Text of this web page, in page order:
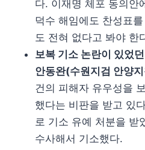
다. 이재명 체포 동의안
덕수 해임에도 찬성표
도 전혀 없다고 봐야 한
보복 기소 논란이 있었
안동완(수원지검 안양
건의 피해자 유우성을
했다는 비판을 받고 있
로 기소 유예 처분을 받
수사해서 기소했다.